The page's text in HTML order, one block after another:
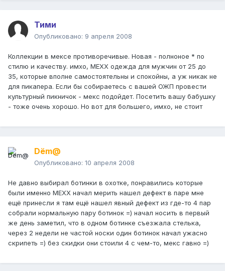
Тими
Опубликовано: 9 апреля 2008
Коллекции в мексе противоречивые. Новая - полноное * по
стилю и качеству. имхо, MEXX одежда для мужчин от 25 до
35, которые вполне самостоятельны и спокойны, а уж никак не
для пикапера. Если бы собираетесь с вашей ОЖП провести
культурный пикничок - мекс подойдет. Посетить вашу бабушку
- тоже очень хорошо. Но вот для большего, имхо, не стоит
Dёm@
Опубликовано: 10 апреля 2008
Не давно выбирал ботинки в охотке, понравились которые
были именно MEXX начал мерить нашел дефект в паре мне
ещё принесли я там ещё нашел явный дефект из где-то 4 пар
собрали нормальную пару ботинок =) начал носить в первый
же день заметил, что в одном ботинке съезжала стелька,
через 2 недели не частой носки один ботинок начал ужасно
скрипеть =) без скидки они стоили 4 с чем-то, мекс гавно =)